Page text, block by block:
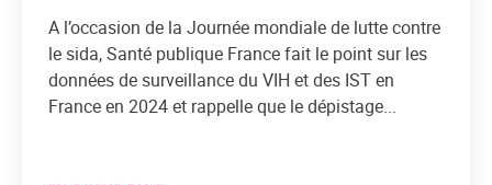
A l’occasion de la Journée mondiale de lutte contre
le sida, Santé publique France fait le point sur les
données de surveillance du VIH et des IST en
France en 2024 et rappelle que le dépistage...